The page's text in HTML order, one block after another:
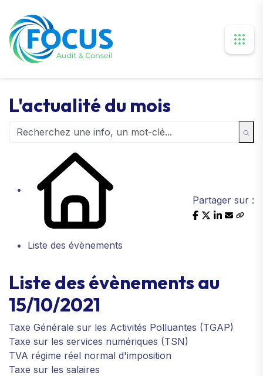
L'actualité du mois
Liste des évènements
Partager sur :
Liste des évènements au
15/10/2021
Taxe Générale sur les Activités Polluantes (TGAP)
Taxe sur les services numériques (TSN)
TVA régime réel normal d'imposition
Taxe sur les salaires